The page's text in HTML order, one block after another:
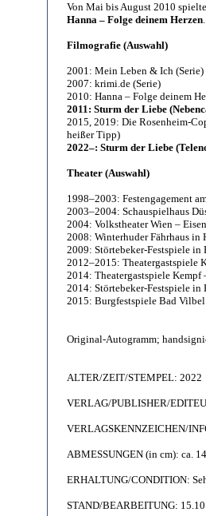
Von Mai bis August 2010
Hanna – Folge deinem Herzen.
Filmografie (Auswahl)
2001: Mein Leben & Ich (Serie)
2007: krimi.de (Serie)
2010: Hanna – Folge deinem
2011: Sturm der Liebe
2015, 2019: Die Rosenheim-
heißer Tipp)
2022–: Sturm der Liebe
Theater (Auswahl)
1998–2003: Festengagement
2003–2004: Schauspielhaus
2004: Volkstheater Wien –
2008: Winterhuder Fährhaus in
2009: Störtebeker-Festspiele
2012–2015: Theatergastspiele
2014: Theatergastspiele
2014: Störtebeker-Festspiele
2015: Burgfestspiele Bad
Original-Autogramm;
ALTER/ZEIT/STEMPEL: 2022
VERLAG/PUBLISHER/
VERLAGSKENNZEICHEN/
ABMESSUNGEN (in cm): ca.
ERHALTUNG/CONDITION:
STAND/BEARBEITUNG: